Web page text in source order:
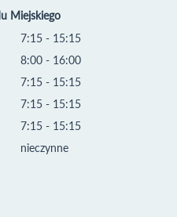
Miejskiego
7:15 - 15:15
8:00 - 16:00
7:15 - 15:15
7:15 - 15:15
7:15 - 15:15
nieczynne